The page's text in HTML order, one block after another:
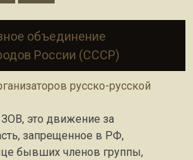
объединение
России (СССР)
русско-русской
это движение за
запрещенное в РФ,
бывших членов группы,